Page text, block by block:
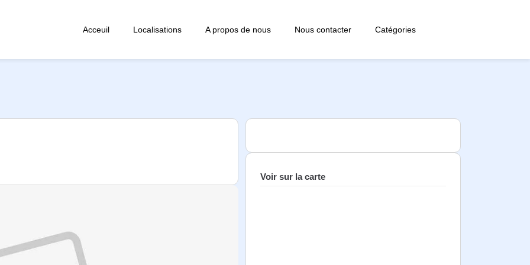
Acceuil Localisations A propos de nous Nous contacter Catégories
Voir sur la carte